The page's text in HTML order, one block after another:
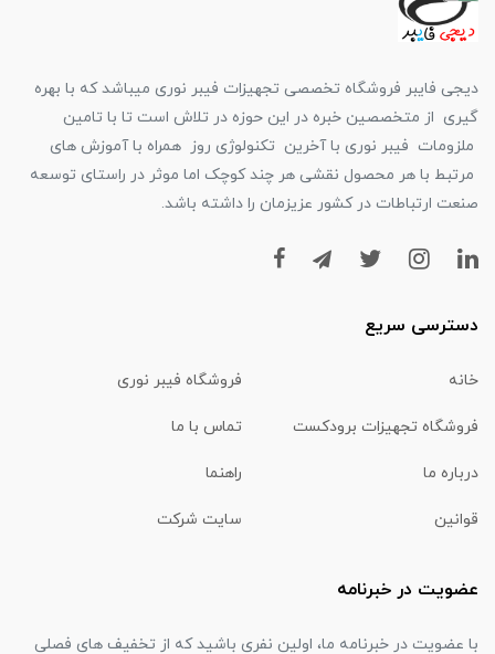
دیجی فایبر فروشگاه تخصصی تجهیزات فیبر نوری میباشد که با بهره
گیری از متخصصین خبره در این حوزه در تلاش است تا با تامین
ملزومات فیبر نوری با آخرین تکنولوژی روز همراه با آموزش های
مرتبط با هر محصول نقشی هر چند کوچک اما موثر در راستای توسعه
صنعت ارتباطات در کشور عزیزمان را داشته باشد.
دسترسی سریع
خانه فروشگاه فیبر نوری
فروشگاه تجهیزات برودکست تماس با ما
درباره ما راهنما
قوانین سایت شرکت
عضویت در خبرنامه
با عضویت در خبرنامه ما، اولین نفری باشید که از تخفیف های فصلی